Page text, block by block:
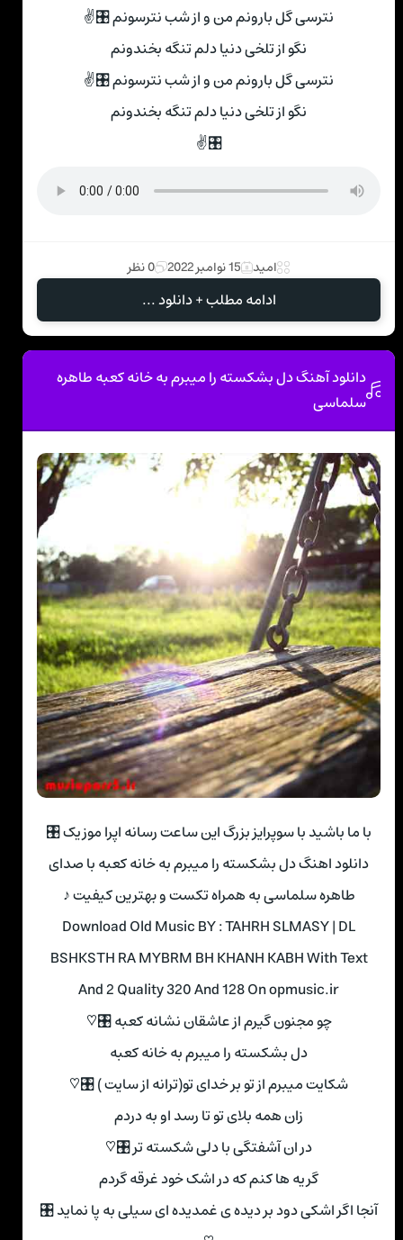
نترسی گل بارونم من و از شب نترسونم 🎛✌
نگو از تلخی دنیا دلم تنگه بخندونم
نترسی گل بارونم من و از شب نترسونم 🎛✌
نگو از تلخی دنیا دلم تنگه بخندونم
🎛✌
امید 15 نوامبر 2022 0 نظر
ادامه مطلب + دانلود ...
دانلود آهنگ دل بشکسته را میبرم به خانه کعبه طاهره
سلماسی
با ما باشید با سوپرایز بزرگ این ساعت رسانه اپرا موزیک 🎛
دانلود اهنگ دل بشکسته را میبرم به خانه کعبه با صدای
طاهره سلماسی به همراه تکست و بهترین کیفیت ♪
Download Old Music BY : TAHRH SLMASY | DL
BSHKSTH RA MYBRM BH KHANH KABH With Text
And 2 Quality 320 And 128 On opmusic.ir
چو مجنون گیرم از عاشقان نشانه کعبه 🎛♡
دل بشکسته را میبرم به خانه کعبه
شکایت میبرم از تو بر خدای تو(ترانه از سایت ) 🎛♡
زان همه بلای تو تا رسد او به دردم
در ان آشفتگی با دلی شکسته تر 🎛♡
گریه ها کنم که در اشک خود غرقه گردم
آنجا اگر اشکی دود بر دیده ی غمدیده ای سیلی به پا نماید 🎛